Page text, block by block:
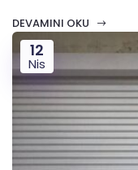
DEVAMINI OKU
12
Nis